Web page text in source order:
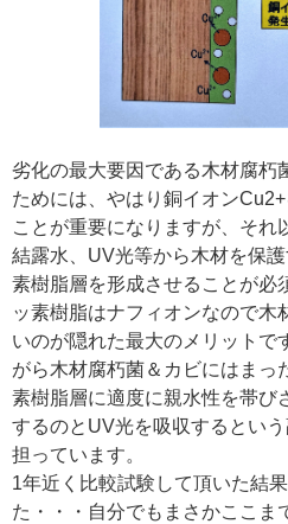
劣化の最大要因である木材腐朽
ためには、やはり銅イオン
ことが重要になりますが、それ
結露水、UV光等から木材を保
素樹脂層を形成させることが必
ッ素樹脂はナフィオンなので木
いのが隠れた最大のメリットで
がら木材腐朽菌＆カビにはまっ
素樹脂層に適度に親水性を帯び
するのとUV光を吸収するとい
担っています。
1年近く比較試験して頂いた結
た・・・自分でもまさかここま